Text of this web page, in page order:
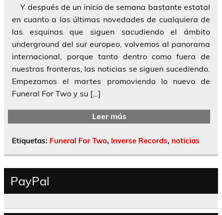
Y después de un inicio de semana bastante estatal
en cuanto a las últimas novedades de cualquiera de
las esquinas que siguen sacudiendo el ámbito
underground del sur europeo, volvemos al panorama
internacional, porque tanto dentro como fuera de
nuestras fronteras, las noticias se siguen sucediendo.
Empezamos el martes promoviendo lo nuevo de
Funeral For Two y su […]
Leer más
Etiquetas: Funeral For Two, Inverse Records, noticias
PayPal